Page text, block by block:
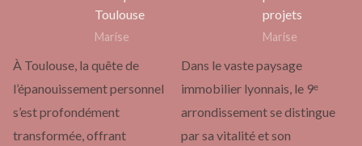
Toulouse
Marise
À Toulouse, la quête de
l’épanouissement personnel
s’est profondément
transformée, offrant
projets
Marise
Dans le vaste paysage
immobilier lyonnais, le 9ᵉ
arrondissement se distingue
par sa vitalité et son